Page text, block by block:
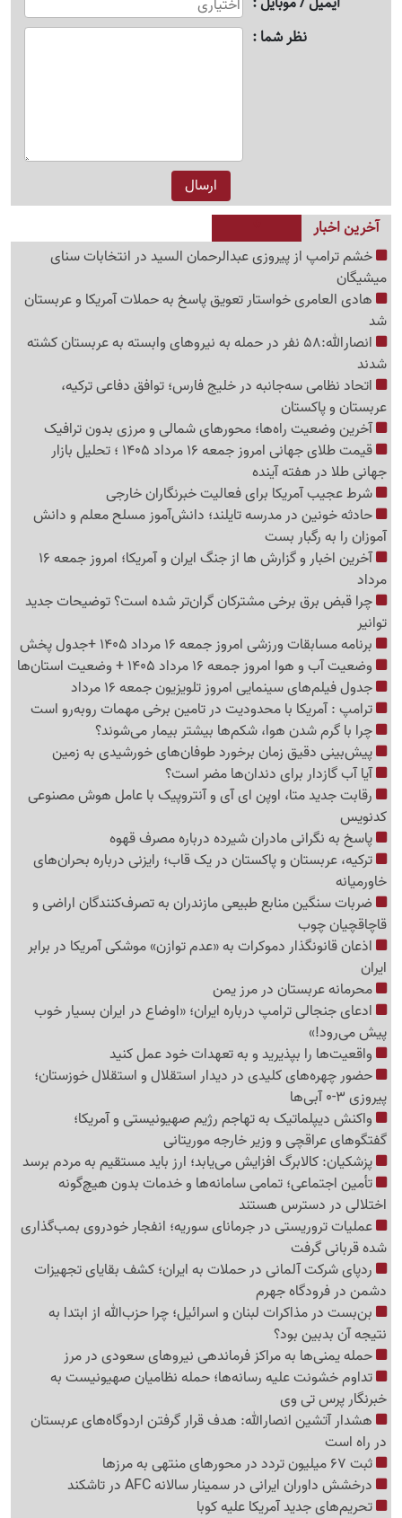
نظر شما
آخرین اخبار
خشم ترامپ از پیروزی عبدالرحمان السید در انتخابات سنای
میشیگان
هادی العامری خواستار تعویق پاسخ به حملات آمریکا و عربستان
شد
انصارالله:58 نفر در حمله به نیروهای وابسته به عربستان کشته
شدند
اتحاد نظامی سه‌جانبه در خلیج فارس؛ توافق دفاعی ترکیه،
عربستان و پاکستان
آخرین وضعیت راه‌ها؛ محورهای شمالی و مرزی بدون ترافیک
قیمت طلای جهانی امروز جمعه 16 مرداد 1405 ؛ تحلیل بازار
جهانی طلا در هفته آینده
شرط عجیب آمریکا برای فعالیت خبرنگاران خارجی
حادثه خونین در مدرسه تایلند؛ دانش‌آموز مسلح معلم و دانش
آموزان را به رگبار بست
آخرین اخبار و گزارش ها از جنگ ایران و آمریکا؛ امروز جمعه 16
مرداد
چرا قبض برق برخی مشترکان گران‌تر شده است؟ توضیحات جدید
توانیر
برنامه مسابقات ورزشی امروز جمعه 16 مرداد 1405 +جدول پخش
وضعیت آب و هوا امروز جمعه 16 مرداد 1405 + وضعیت استان‌ها
جدول فیلم‌های سینمایی امروز تلویزیون جمعه 16 مرداد
ترامپ : آمریکا با محدودیت در تامین برخی مهمات روبه‌رو است
چرا با گرم شدن هوا، شکم‌ها بیشتر بیمار می‌شوند؟
پیش‌بینی دقیق زمان برخورد طوفان‌های خورشیدی به زمین
آیا آب گازدار برای دندان‌ها مضر است؟
رقابت جدید متا، اوپن ای آی و آنتروپیک با عامل هوش مصنوعی
کدنویس
پاسخ به نگرانی مادران شیرده درباره مصرف قهوه
ترکیه، عربستان و پاکستان در یک قاب؛ رایزنی درباره بحران‌های
خاورمیانه
ضربات سنگین منابع طبیعی مازندران به تصرف‌کنندگان اراضی و
قاچاقچیان چوب
اذعان قانونگذار دموکرات به «عدم توازن» موشکی آمریکا در برابر
ایران
محرمانه عربستان در مرز یمن
ادعای جنجالی ترامپ درباره ایران؛ «اوضاع در ایران بسیار خوب
پیش می‌رود!»
واقعیت‌ها را بپذیرید و به تعهدات خود عمل کنید
حضور چهره‌های کلیدی در دیدار استقلال و استقلال خوزستان؛
پیروزی 3-0 آبی‌ها
واکنش دیپلماتیک به تهاجم رژیم صهیونیستی و آمریکا؛
گفتگوهای عراقچی و وزیر خارجه موریتانی
پزشکیان: کالابرگ افزایش می‌یابد؛ ارز باید مستقیم به مردم برسد
تأمین اجتماعی؛ تمامی سامانه‌ها و خدمات بدون هیچ‌گونه
اختلالی در دسترس هستند
عملیات تروریستی در جرمانای سوریه؛ انفجار خودروی بمب‌گذاری
شده قربانی گرفت
ردپای شرکت آلمانی در حملات به ایران؛ کشف بقایای تجهیزات
دشمن در فرودگاه جهرم
بن‌بست در مذاکرات لبنان و اسرائیل؛ چرا حزب‌الله از ابتدا به
نتیجه آن بدبین بود؟
حمله یمنی‌ها به مراکز فرماندهی نیروهای سعودی در مرز
تداوم خشونت علیه رسانه‌ها؛ حمله نظامیان صهیونیست به
خبرنگار پرس تی وی
هشدار آتشین انصارالله: هدف قرار گرفتن اردوگاه‌های عربستان
در راه است
ثبت 67 میلیون تردد در محورهای منتهی به مرزها
درخشش داوران ایرانی در سمینار سالانه AFC در تاشکند
تحریم‌های جدید آمریکا علیه کوبا